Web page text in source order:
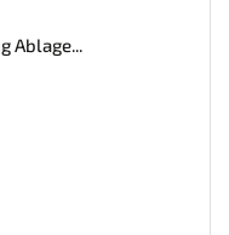
Ablage...